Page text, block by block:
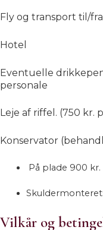
Fly og transport til/
Hotel
Eventuelle
personale
Leje af riffel. (750 kr.
Konservator
På plade 900 kr.
Vilkår og